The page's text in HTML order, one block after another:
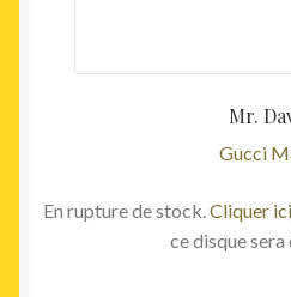
Mr.
Gucci
En rupture de stock. Cliquer ici
ce disque sera